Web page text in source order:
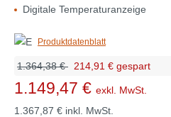
Digitale Temperaturanzeige
Produktdatenblatt
1.364,38 € 214,91 € gespart
1.149,47 € exkl. MwSt.
1.367,87 € inkl. MwSt.